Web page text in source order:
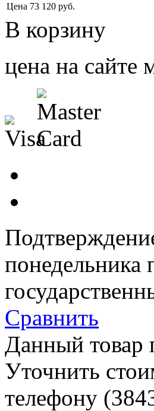
Цена 73 120 руб.
В корзину
цена на сайте
Сравнить
Данный товар
Уточнить
телефону